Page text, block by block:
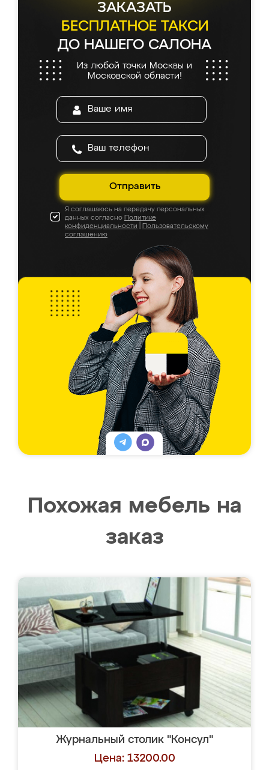
ЗАКАЗАТЬ
БЕСПЛАТНОЕ ТАКСИ
ДО НАШЕГО САЛОНА
Из любой точки Москвы и
Московской области!
Отправить
Я соглашаюсь на передачу персональных
данных согласно Политике
конфиденциальности
Пользовательскому
соглашению
Похожая мебель на
заказ
Журнальный столик "Консул"
Цена: 13200.00